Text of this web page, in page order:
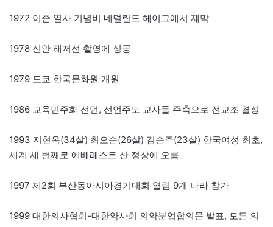
1972 이준 열사 기념비 네덜란드 헤이그에서 제막
1978 신안 해저선 촬영에 성공
1979 도쿄 한국문화원 개원
1986 교육민주화 선언, 선언주도 교사들 주축으로 전교조 결성
1993 지현옥(34살) 최오순(26살) 김순주(23살) 한국여성 최초,
세계 세 번째로 에베레스트 산 정상에 오름
1997 제2회 부산동아시아경기대회 열림 9개 나라 참가
1999 대한의사협회-대한약사회 의약분업합의문 발표, 모든 의